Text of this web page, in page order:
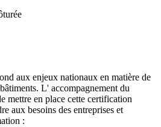
aux enjeux nationaux en matière de
L' accompagnement du
mettre en place cette certification
aux besoins des entreprises et
: